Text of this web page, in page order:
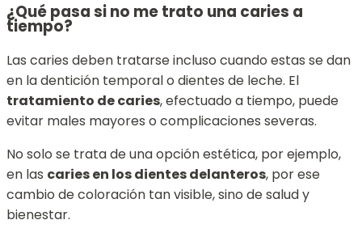
¿Qué pasa si no me trato una caries a
tiempo?
Las caries deben tratarse incluso cuando estas se dan
en la dentición temporal o dientes de leche. El
tratamiento de caries, efectuado a tiempo, puede
evitar males mayores o complicaciones severas.
No solo se trata de una opción estética, por ejemplo,
en las caries en los dientes delanteros, por ese
cambio de coloración tan visible, sino de salud y
bienestar.